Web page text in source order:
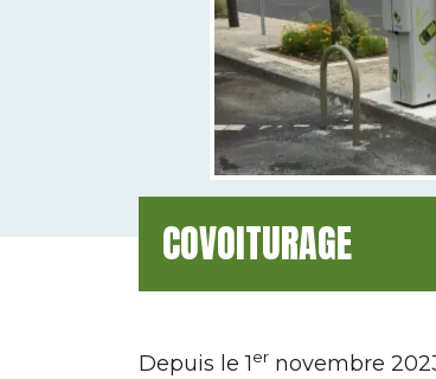
COVOITURAGE
Depuis le 1er novembre